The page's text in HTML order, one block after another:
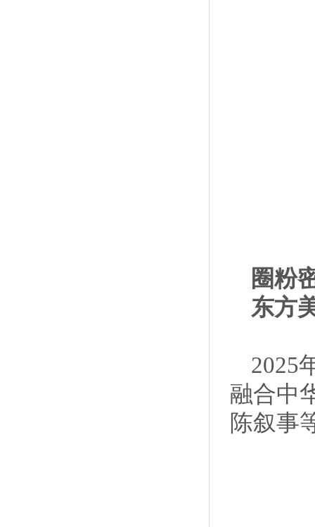
圈粉
东方
2025
融合中
陈叙事